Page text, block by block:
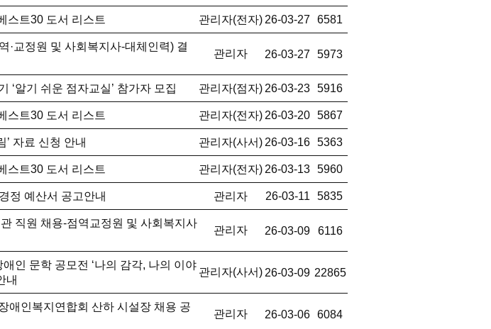
스트30 도서 리스트 관리자(전자) 26-03-27 6581
·교정원 및 사회복지사-대체인력) 결
관리자 26-03-27 5973
‘알기 쉬운 점자교실’ 참가자 모집 관리자(점자) 26-03-23 5916
스트30 도서 리스트 관리자(전자) 26-03-20 5867
’ 자료 신청 안내 관리자(사서) 26-03-16 5363
스트30 도서 리스트 관리자(전자) 26-03-13 5960
정 예산서 공고안내 관리자 26-03-11 5835
직원 채용-점역교정원 및 사회복지사
관리자 26-03-09 6116
인 문학 공모전 ‘나의 감각, 나의 이야
내
관리자(사서) 26-03-09 22865
애인복지연합회 산하 시설장 채용 공
관리자 26-03-06 6084